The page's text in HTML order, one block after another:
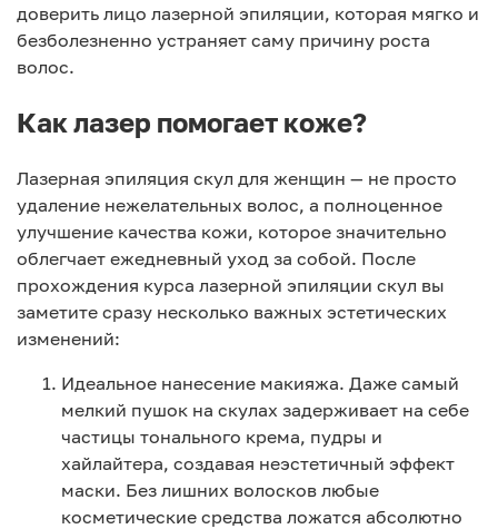
доверить лицо лазерной эпиляции, которая мягко и
безболезненно устраняет саму причину роста
волос.
Как лазер помогает коже?
Лазерная эпиляция скул для женщин — не просто
удаление нежелательных волос, а полноценное
улучшение качества кожи, которое значительно
облегчает ежедневный уход за собой. После
прохождения курса лазерной эпиляции скул вы
заметите сразу несколько важных эстетических
изменений:
Идеальное нанесение макияжа. Даже самый
мелкий пушок на скулах задерживает на себе
частицы тонального крема, пудры и
хайлайтера, создавая неэстетичный эффект
маски. Без лишних волосков любые
косметические средства ложатся абсолютно